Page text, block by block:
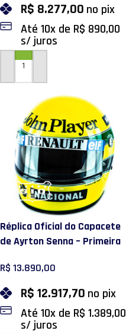
R$ 8.277,00 no pix
Até 10x de R$ 890,00
s/ juros
Réplica Oficial do Capacete
de Ayrton Senna – Primeira
R$ 13.890,00
R$ 12.917,70 no pix
Até 10x de R$ 1.389,00
s/ juros